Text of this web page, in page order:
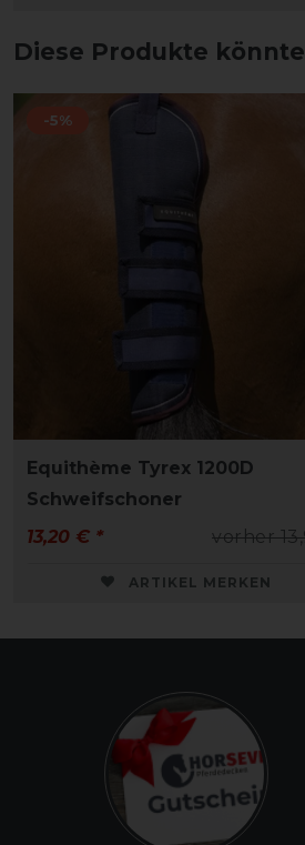
Diese Produkte
-5%
Equithème Tyrex 1200D
Schweifschoner
vorher
13,20 € *
ARTIKEL MERKEN